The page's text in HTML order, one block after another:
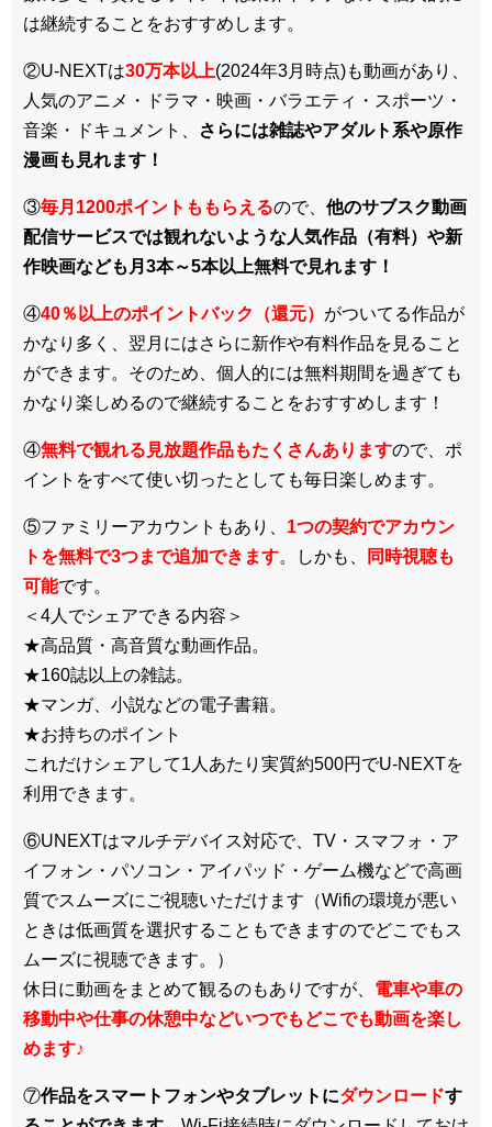
は継続することをおすすめします。
②U-NEXTは30万本以上(2024年3月時点)も動画があり、
人気のアニメ・ドラマ・映画・バラエティ・スポーツ・
音楽・ドキュメント、
さらには雑誌やアダルト系や原作
漫画も見れます！
③毎月1200ポイントももらえるので、 他のサブスク動画
配信サービスでは観れないような人気作品（有料）や新
作映画なども月3本～5本以上無料で見れます！
④40％以上のポイントバック（還元） がついてる作品が
かなり多く、翌月にはさらに新作や有料作品を見ること
ができます。そのため、個人的には無料期間を過ぎても
かなり楽しめるので継続することをおすすめします！
④無料で観れる見放題作品もたくさんありますので、ポ
イントをすべて使い切ったとしても毎日楽しめます。
⑤ファミリーアカウントもあり、 1つの契約でアカウン
トを無料で3つまで追加できます。しかも、
同時視聴も
可能です。
＜4人でシェアできる内容＞
★高品質・高音質な動画作品。
★160誌以上の雑誌。
★マンガ、小説などの電子書籍。
★お持ちのポイント
これだけシェアして1人あたり実質約500円でU-NEXTを
利用できます。
⑥UNEXTはマルチデバイス対応で、TV・スマフォ・ア
イフォン・パソコン・アイパッド・ゲーム機などで高画
質でスムーズにご視聴いただけます（Wifiの環境が悪い
ときは低画質を選択することもできますのでどこでもス
ムーズに視聴できます。）
休日に動画をまとめて観るのもありですが、 電車や車の
移動中や仕事の休憩中などいつでもどこでも動画を楽し
めます♪
⑦作品をスマートフォンやタブレットにダウンロードす